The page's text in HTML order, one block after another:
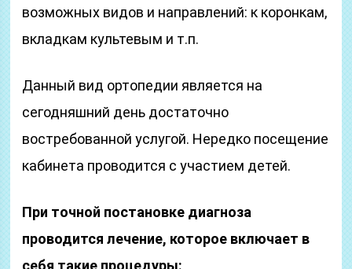
возможных видов и направлений: к коронкам,
вкладкам культевым и т.п.
Данный вид ортопедии является на
сегодняшний день достаточно
востребованной услугой. Нередко посещение
кабинета проводится с участием детей.
При точной постановке диагноза
проводится лечение, которое включает в
себя такие процедуры: